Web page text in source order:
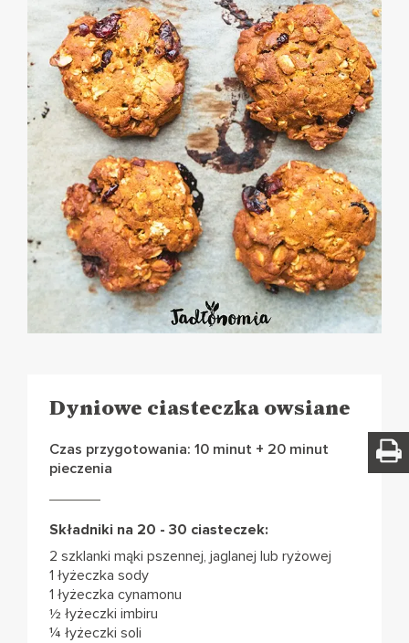
Dyniowe ciasteczka owsiane
Czas przygotowania: 10 minut + 20 minut
pieczenia
Składniki na 20 - 30 ciasteczek:
2 szklanki mąki pszennej, jaglanej lub ryżowej
1 łyżeczka sody
1 łyżeczka cynamonu
½ łyżeczki imbiru
¼ łyżeczki soli